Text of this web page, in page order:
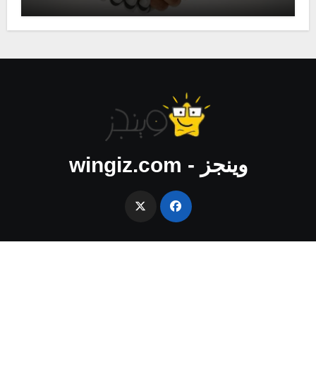
وينجز - wingiz.com